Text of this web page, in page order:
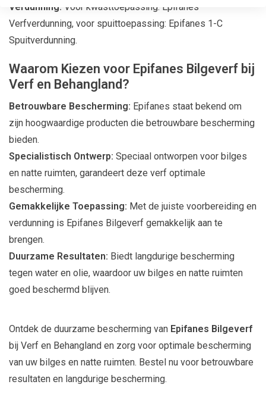
Verdunning: Voor kwasttoepassing: Epifanes
Verfverdunning, voor spuittoepassing: Epifanes 1-C
Spuitverdunning.
Waarom Kiezen voor Epifanes Bilgeverf bij
Verf en Behangland?
Betrouwbare Bescherming: Epifanes staat bekend om
zijn hoogwaardige producten die betrouwbare bescherming
bieden.
Specialistisch Ontwerp: Speciaal ontworpen voor bilges
en natte ruimten, garandeert deze verf optimale
bescherming.
Gemakkelijke Toepassing: Met de juiste voorbereiding en
verdunning is Epifanes Bilgeverf gemakkelijk aan te
brengen.
Duurzame Resultaten: Biedt langdurige bescherming
tegen water en olie, waardoor uw bilges en natte ruimten
goed beschermd blijven.
Ontdek de duurzame bescherming van Epifanes Bilgeverf
bij Verf en Behangland en zorg voor optimale bescherming
van uw bilges en natte ruimten. Bestel nu voor betrouwbare
resultaten en langdurige bescherming.